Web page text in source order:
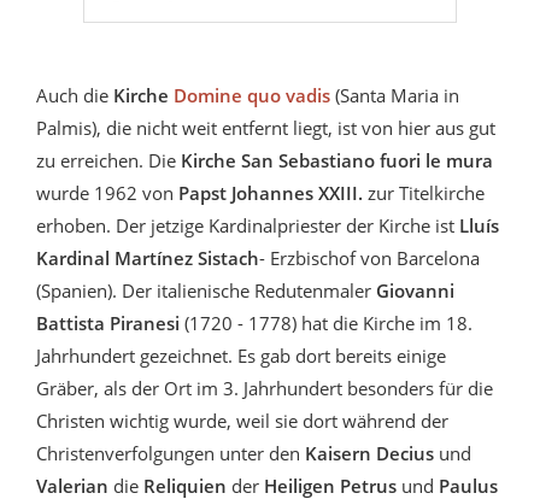
Auch die Kirche Domine quo vadis (Santa Maria in
Palmis), die nicht weit entfernt liegt, ist von hier aus gut
zu erreichen. Die Kirche San Sebastiano fuori le mura
wurde 1962 von Papst Johannes XXIII. zur Titelkirche
erhoben. Der jetzige Kardinalpriester der Kirche ist Lluís
Kardinal Martínez Sistach- Erzbischof von Barcelona
(Spanien). Der italienische Redutenmaler Giovanni
Battista Piranesi (1720 - 1778) hat die Kirche im 18.
Jahrhundert gezeichnet. Es gab dort bereits einige
Gräber, als der Ort im 3. Jahrhundert besonders für die
Christen wichtig wurde, weil sie dort während der
Christenverfolgungen unter den Kaisern Decius und
Valerian die Reliquien der Heiligen Petrus und Paulus